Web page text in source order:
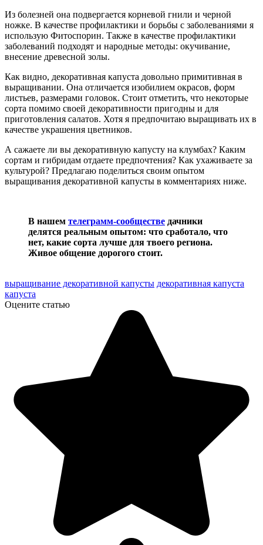
Из болезней она подвергается корневой гнили и черной
ножке. В качестве профилактики и борьбы с заболеваниями я
использую Фитоспорин. Также в качестве профилактики
заболеваний подходят и народные методы: окучивание,
внесение древесной золы.
Как видно, декоративная капуста довольно примитивная в
выращивании. Она отличается изобилием окрасов, форм
листьев, размерами головок. Стоит отметить, что некоторые
сорта помимо своей декоративности пригодны и для
приготовления салатов. Хотя я предпочитаю выращивать их в
качестве украшения цветников.
А сажаете ли вы декоративную капусту на клумбах? Каким
сортам и гибридам отдаете предпочтения? Как ухаживаете за
культурой? Предлагаю поделиться своим опытом
выращивания декоративной капусты в комментариях ниже.
В нашем телеграмм-сообществе дачники
делятся реальным опытом: что сработало, что
нет, какие сорта лучше для твоего региона.
Живое общение дорогого стоит.
выращивание декоративной капусты декоративная капуста
капуста
Оцените статью